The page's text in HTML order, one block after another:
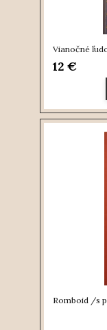
Vianočné
12 €
Romboid /s